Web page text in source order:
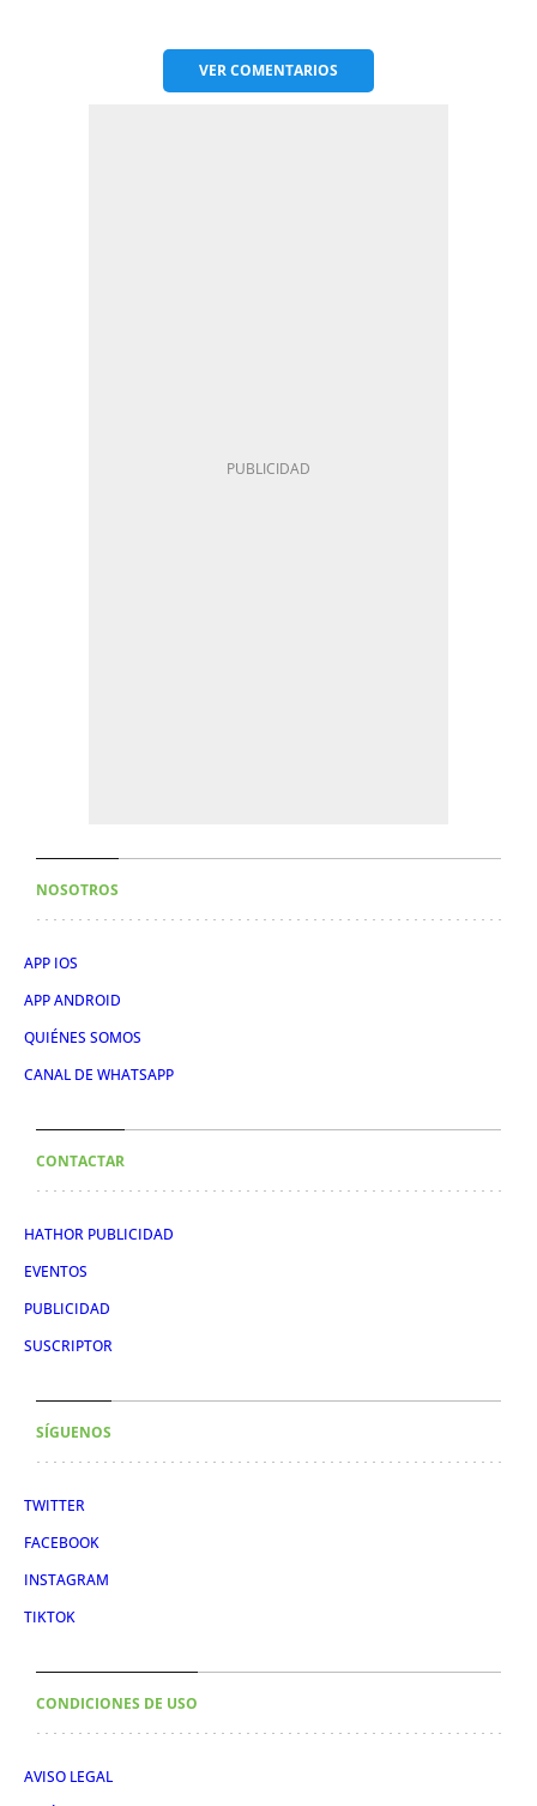
VERCOMENTARIOS
NOSOTROS
APP IOS
APP ANDROID
QUIÉNES SOMOS
CANAL DE WHATSAPP
CONTACTAR
HATHOR PUBLICIDAD
EVENTOS
PUBLICIDAD
SUSCRIPTOR
SÍGUENOS
TWITTER
FACEBOOK
INSTAGRAM
TIKTOK
CONDICIONES DE USO
AVISO LEGAL